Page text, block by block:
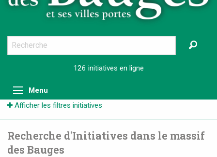
126 initiatives en ligne
Menu
Afficher les filtres initiatives
Recherche d'Initiatives dans le massif
des Bauges